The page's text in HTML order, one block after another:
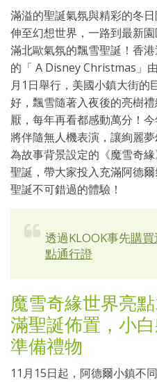
滿溢的聖誕氣氛與精彩的冬
伸至幻想世界，一路到最新
滿北歐氣氛的飄雪聖誕！香
的「 A Disney Christmas」
月1日舉行，美國小鎮大街的
好，飄雪隨著入夜後的亮樹
厭，每年再看都感動萬分！
將伴隨無人機表演，讓絢麗
為故事背景設定的《魔雪奇
聖誕，帶大家投入充滿阿德
聖誕不可錯過的體驗！
透過KLOOK事先購
點通行證
魔雪奇緣世界亮
滿聖誕佈置，小
準備禮物
11月15日起，阿德爾小鎮不